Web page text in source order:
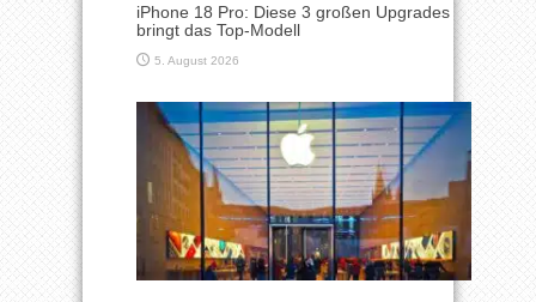
iPhone 18 Pro: Diese 3 großen Upgrades
bringt das Top-Modell
5. August 2026